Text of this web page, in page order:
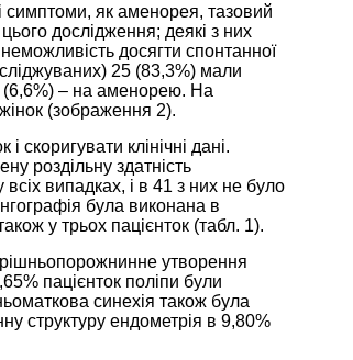
симптоми, як аменорея, тазовий
дослідження; деякі з них
досягти спонтанної
25 (83,3%) мали
(6,6%) – на аменорею. На
(зображення 2).
скоригувати клінічні дані.
роздільну здатність
випадках, і в 41 з них не було
була виконана в
у трьох пацієнток (табл. 1).
утворення
пацієнток поліпи були
синехія також була
структуру ендометрія в 9,80%